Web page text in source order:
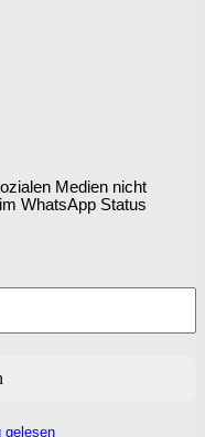
Medien nicht
WhatsApp Status
gelesen